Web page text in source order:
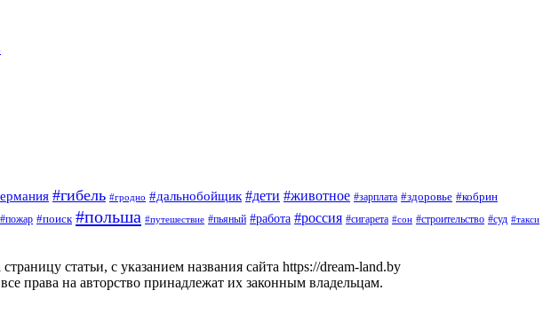
#гибель #гродно #дальнобойщик #дети #животное #зарплата #здоровье #кобрин
#пожар #поиск #польша #путешествие #пьяный #работа #россия #сигарета #сон #строительство #суд #такси
статьи, с указанием названия сайта https://dream-land.by
права на авторство принадлежат их законным владельцам.